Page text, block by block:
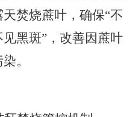
焚烧蔗叶，确保“不
见黑斑” ，改善因蔗叶
。